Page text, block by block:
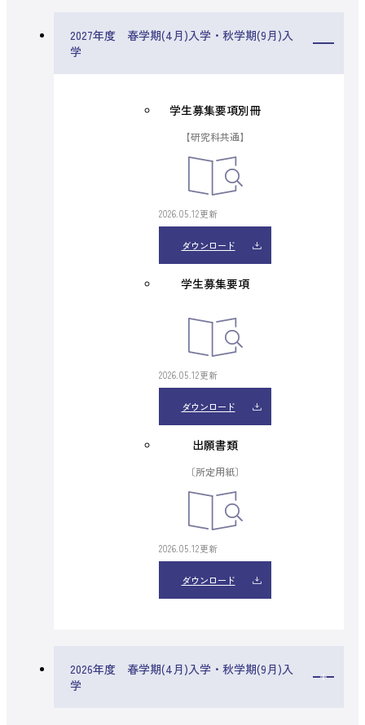
2027年度 春学期(4月)入学・秋学期(9月)入
学
学生募集要項別冊
【研究科共通】
2026.05.12更新
ダウンロード
学生募集要項
2026.05.12更新
ダウンロード
出願書類
〔所定用紙〕
2026.05.12更新
ダウンロード
2026年度 春学期(4月)入学・秋学期(9月)入
学